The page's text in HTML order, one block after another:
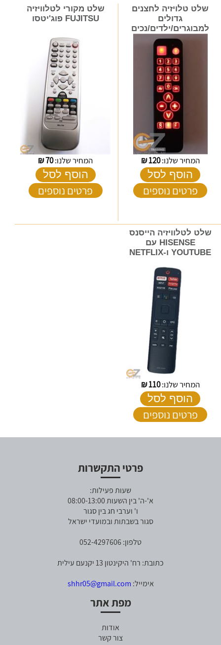
שלט טלויזיה לחצנים
גדולים
למבוגרים/ילדים/נכים
המחיר שלנו:120
₪
הוסף לסל
פרטים נוספים
שלט מקורי לטלוויזיה
FUJITSU פוג'יטסו
המחיר שלנו:70
₪
הוסף לסל
פרטים נוספים
שלט לטלוויזיה הייסנס
HISENSE עם
YOUTUBE ו-NETFLIX
המחיר שלנו:110
₪
הוסף לסל
פרטים נוספים
פרטי התקשרות
שעות פעילות:
א'-ה' בין השעות 08:00-13:00
ו' וערבי חג בין סגור
סגור בשבתות ובמועדי ישראל
טלפון: 052-4297606
כתובת: רח' היקינטון 13 יקנעם עילית
אימייל: shhr05@gmail.com
מפת אתר
אודות
צור קשר